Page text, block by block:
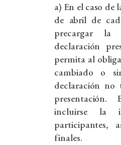
a) En el caso de
de abril de
precargar
declaración
permita al
cambiado o
declaración no
presentación.
incluirse la
participantes,
finales.